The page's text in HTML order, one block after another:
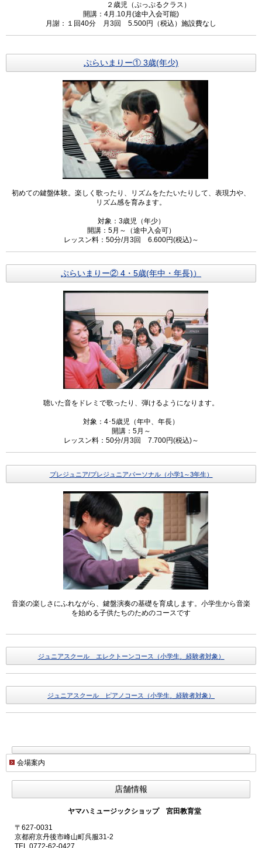
２歳児（ぷっぷるクラス）
開講：4月.10月(途中入会可能)
月謝：１回40分 月3回 5.500円（税込）施設費なし
ぷらいまりー① 3歳(年少)
初めての鍵盤体験。楽しく歌ったり、リズムをたたいたりして、表現力や、
リズム感を育みます。
対象：3歳児（年少）
開講：5月～（途中入会可）
レッスン料：50分/月3回 6.600円(税込)～
ぷらいまりー② 4・5歳(年中・年長)）
聴いた音をドレミで歌ったり、弾けるようになります。
対象：4･5歳児（年中、年長）
開講：5月～
レッスン料：50分/月3回 7.700円(税込)～
プレジュニア/プレジュニアパーソナル（小学1～3年生）
音楽の楽しさにふれながら、鍵盤演奏の基礎を育成します。小学生から音楽
を始める子供たちのためのコースです
ジュニアスクール エレクトーンコース（小学生、経験者対象）
ジュニアスクール ピアノコース（小学生、経験者対象）
会場案内
店舗情報
ヤマハミュージックショップ 宮田教育堂
〒627-0031
京都府京丹後市峰山町呉服31-2
TEL.0772-62-0427